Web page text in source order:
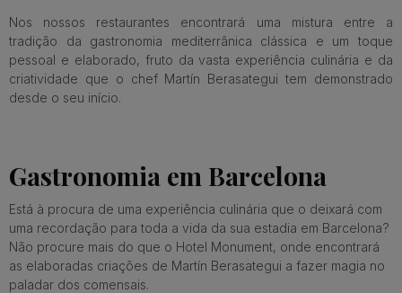
Nos nossos restaurantes encontrará uma mistura entre a
tradição da gastronomia mediterrânica clássica e um toque
pessoal e elaborado, fruto da vasta experiência culinária e da
criatividade que o chef Martín Berasategui tem demonstrado
desde o seu início.
Gastronomia em Barcelona
Está à procura de uma experiência culinária que o deixará com
uma recordação para toda a vida da sua estadia em Barcelona?
Não procure mais do que o Hotel Monument, onde encontrará
as elaboradas criações de Martín Berasategui a fazer magia no
paladar dos comensais.